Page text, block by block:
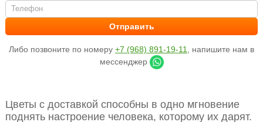
Либо позвоните по номеру +7 (968) 891-19-11
, напишите нам в
мессенджер
Цветы с доставкой способны в одно мгновение
поднять настроение человека, которому их дарят.